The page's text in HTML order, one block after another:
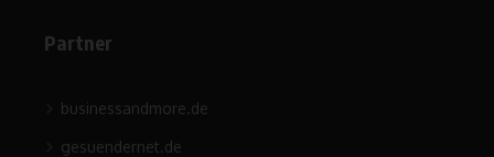
Partner
businessandmore.de
gesuendernet.de